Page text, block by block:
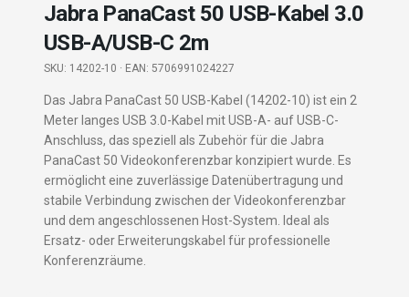
Jabra PanaCast 50 USB-Kabel 3.0
USB-A/USB-C 2m
SKU: 14202-10 · EAN: 5706991024227
Das Jabra PanaCast 50 USB-Kabel (14202-10) ist ein 2
Meter langes USB 3.0-Kabel mit USB-A- auf USB-C-
Anschluss, das speziell als Zubehör für die Jabra
PanaCast 50 Videokonferenzbar konzipiert wurde. Es
ermöglicht eine zuverlässige Datenübertragung und
stabile Verbindung zwischen der Videokonferenzbar
und dem angeschlossenen Host-System. Ideal als
Ersatz- oder Erweiterungskabel für professionelle
Konferenzräume.